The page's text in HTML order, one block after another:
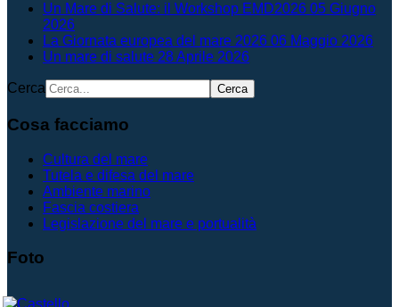
Un Mare di Salute: il Workshop EMD2026 05 Giugno
2026
La Giornata europea del mare 2026 06 Maggio 2026
Un mare di salute 28 Aprile 2026
Cerca Cerca
Cosa facciamo
Cultura del mare
Tutela e difesa del mare
Ambiente marino
Fascia costiera
Legislazione del mare e portualità
Foto